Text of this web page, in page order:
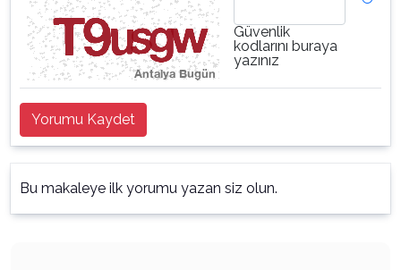
Güvenlik
kodlarını buraya
yazınız
Yorumu Kaydet
Bu makaleye ilk yorumu yazan siz olun.